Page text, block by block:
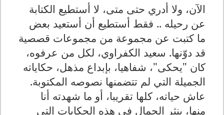
الآن، ولا أدري حتى متى، لا أستطيع الكتابة
عن رحيله .. فقط أستطيع أن أستعيد بعض
ما كتبت عن مجموعة من مجموعات قصصية
قد دوّنها. سعيد الكفراوي، لكل من عرفوه،
كان "يحكى"، شفاهيا، بإبداع مذهل، حكاياته
الجميلة التي لم تتضمنها نصوصه المكتوبة.
عاش حياته، كلها تقريبا، أو ما شهدته أنا
منها، ينثر الجمال في هذه الحكايات التي